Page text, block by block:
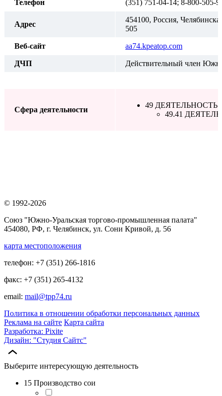
Телефон (351) 751-04-14; 8-800-505-
Адрес
454100, Россия,
505
Веб-сайт aa74.kpeatop.com
ДЧП Действительный член
Сфера деятельности
49
49.41
© 1992-2026
Союз "Южно-Уральская торгово-промышленная палата"
454080, РФ, г. Челябинск, ул. Сони Кривой, д. 56
карта местоположения
телефон: +7 (351) 266-1816
факс: +7 (351) 265-4132
email: mail@tpp74.ru
Политика в отношении обработки персональных данных
Реклама на сайте Карта сайта
Разработка: Pixite
Дизайн: "Студия Сайтс"
Выберите интересующую деятельность
15 Производство сои